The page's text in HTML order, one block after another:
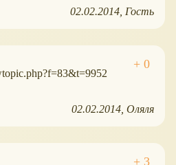
02.02.2014 Гость
02.02.2014 Оляля